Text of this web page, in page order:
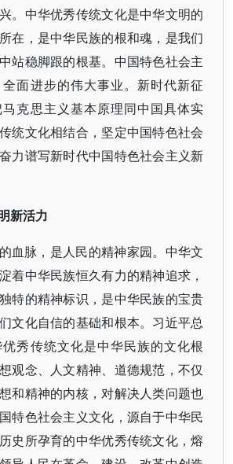
。中华优秀传统文化是中华文明的
在，是中华民族的根和魂，是我们
站稳脚跟的根基。中国特色社会主
面进步的伟大事业。新时代新征
克思主义基本原理同中国具体实
统文化相结合，坚定中国特色社会
力谱写新时代中国特色社会主义新
新活力
血脉，是人民的精神家园。中华文
着中华民族恒久有力的精神追求，
特的精神标识，是中华民族的宝贵
文化自信的基础和根本。习近平总
秀传统文化是中华民族的文化根
观念、人文精神、道德规范，不仅
和精神的内核，对解决人类问题也
特色社会主义文化，源自于中华民
史所孕育的中华优秀传统文化，熔